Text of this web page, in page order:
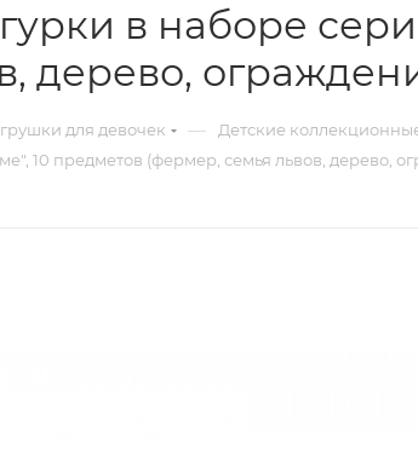
в наборе
дерево,
для девочек — Детские
10 предметов (фермер, семья львов, дерево,